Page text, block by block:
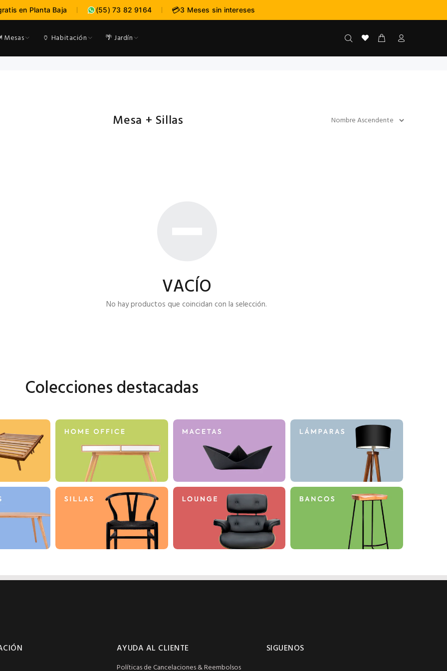
expira en -- : -- : -- : --
en Planta Baja (55) 73 82 9164 💳3 Meses sin intereses
🏺 Habitación 🌴 Jardín
Mesa + Sillas
VACÍO
No hay productos que coincidan con la selección.
Colecciones destacadas
AYUDA AL CLIENTE
Políticas de Cancelaciones & Reembolsos
SIGUENOS